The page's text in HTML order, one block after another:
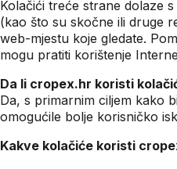
Kolačići treće strane dolaze
(kao što su skočne ili druge
web-mjestu koje gledate.
mogu pratiti korištenje
Da li cropex.hr koristi
Da, s primarnim ciljem kako
omogućile bolje korisničko
Kakve kolačiće koristi